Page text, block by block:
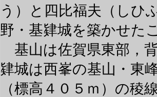
う）と四比福夫（しひ
野・基肄城を築かせた
基山は佐賀県東部，
肄城は西峯の基山・東
（標高４０５ｍ） の稜